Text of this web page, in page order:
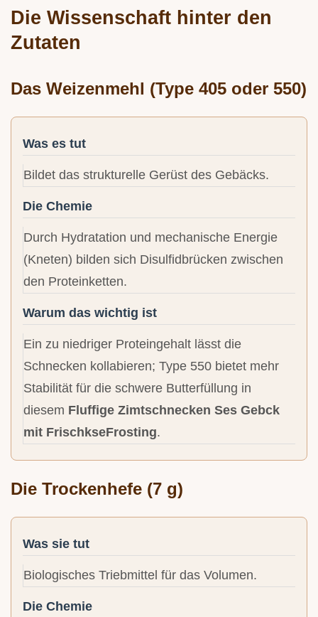
Die Wissenschaft hinter den
Zutaten
Das Weizenmehl (Type 405 oder 550)
Was es tut
Bildet das strukturelle Gerüst des Gebäcks.
Die Chemie
Durch Hydratation und mechanische Energie
(Kneten) bilden sich Disulfidbrücken zwischen
den Proteinketten.
Warum das wichtig ist
Ein zu niedriger Proteingehalt lässt die
Schnecken kollabieren; Type 550 bietet mehr
Stabilität für die schwere Butterfüllung in
diesem Fluffige Zimtschnecken Ses Gebck
mit FrischkseFrosting.
Die Trockenhefe (7 g)
Was sie tut
Biologisches Triebmittel für das Volumen.
Die Chemie